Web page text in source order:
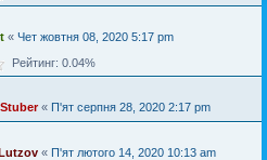
« Чет жовтня 08, 2020 5:17 pm
Рейтинг: 0.04%
« П'ят серпня 28, 2020 2:17 pm
« П'ят лютого 14, 2020 10:13 am